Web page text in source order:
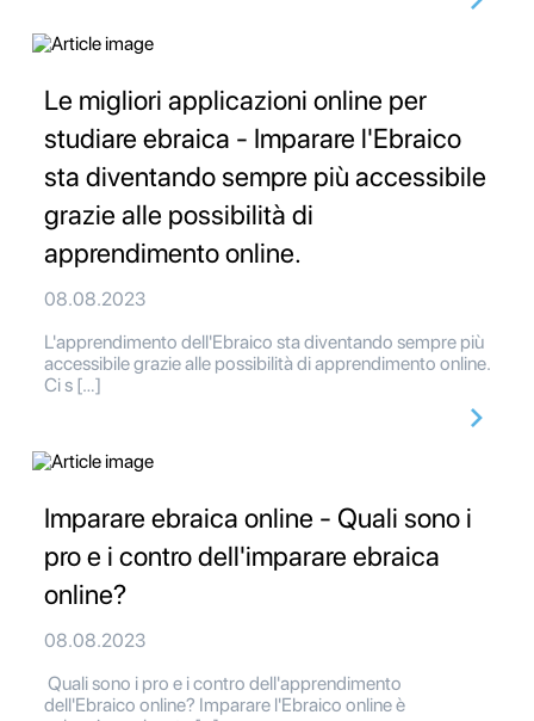
Le migliori applicazioni online per
studiare ebraica - Imparare l'Ebraico
sta diventando sempre più accessibile
grazie alle possibilità di
apprendimento online.
08.08.2023
L'apprendimento dell'Ebraico sta diventando sempre più
accessibile grazie alle possibilità di apprendimento online.
Ci s […]
Imparare ebraica online - Quali sono i
pro e i contro dell'imparare ebraica
online?
08.08.2023
Quali sono i pro e i contro dell'apprendimento
dell'Ebraico online? Imparare l'Ebraico online è